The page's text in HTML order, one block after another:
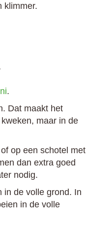
klimmer.
.
Dat maakt het
maar in de
op een schotel met
dan extra goed
nodig.
in de volle grond. In
in de volle